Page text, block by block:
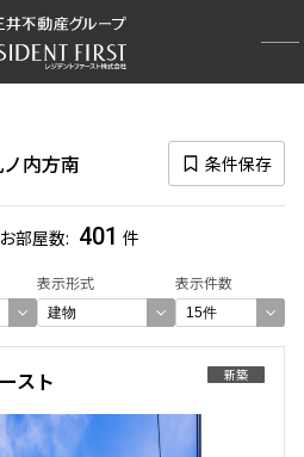
内方南 条件保存
部屋数 401 件
表示形式 表示件数
一覧から選び直す
部屋数
新築
スト